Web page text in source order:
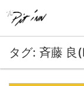
タグ: 斉藤 良